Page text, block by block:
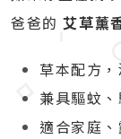
爸爸的艾草薰
草本配方
兼具驅蚊
適合家庭